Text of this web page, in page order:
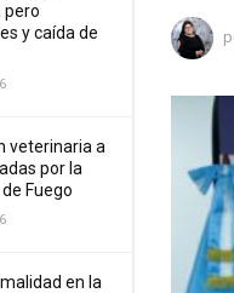
pero
y caída de
veterinaria a
por la
Fuego
en la